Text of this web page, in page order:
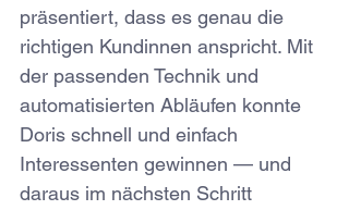
präsentiert, dass es genau die
richtigen Kundinnen anspricht. Mit
der passenden Technik und
automatisierten Abläufen konnte
Doris schnell und einfach
Interessenten gewinnen — und
daraus im nächsten Schritt